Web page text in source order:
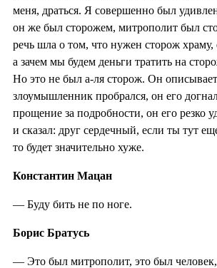
меня, драться. Я совершенно был
он же был сторожем, митрополит был
речь шла о том, что нужен сторож храму,
а зачем мы будем деньги тратить на
Но это не был а-ля сторож. Он
злоумышленник пробрался, он его
прощение за подробности, он его резко
и сказал: друг сердечный, если ты тут
то будет значительно хуже.
Константин Мацан
— Буду бить не по ноге.
Борис Братусь
— Это был митрополит, это был